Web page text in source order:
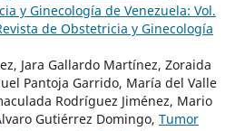
y Ginecología de Venezuela: Vol.
de Obstetricia y Ginecología
Jara Gallardo Martínez, Zoraida
Pantoja Garrido, María del Valle
Rodríguez Jiménez, Mario
Gutiérrez Domingo, Tumor